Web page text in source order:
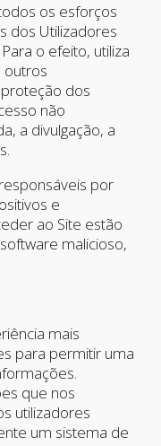
os esforços
dos Utilizadores
o efeito, utiliza
outros
dos
não
a divulgação, a
por
e
ao Site estão
malicioso,
mais
para permitir uma
que nos
utilizadores
um sistema de